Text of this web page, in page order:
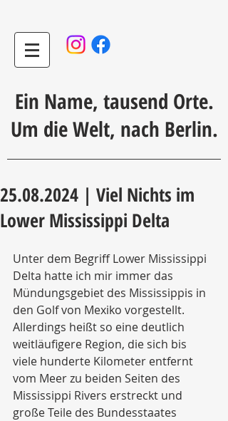
Ein Name, tausend Orte.
Um die Welt, nach Berlin.
25.08.2024 | Viel Nichts im
Lower Mississippi Delta
Unter dem Begriff Lower Mississippi
Delta hatte ich mir immer das
Mündungsgebiet des Mississippis in
den Golf von Mexiko vorgestellt.
Allerdings heißt so eine deutlich
weitläufigere Region, die sich bis
viele hunderte Kilometer entfernt
vom Meer zu beiden Seiten des
Mississippi Rivers erstreckt und
große Teile des Bundesstaates